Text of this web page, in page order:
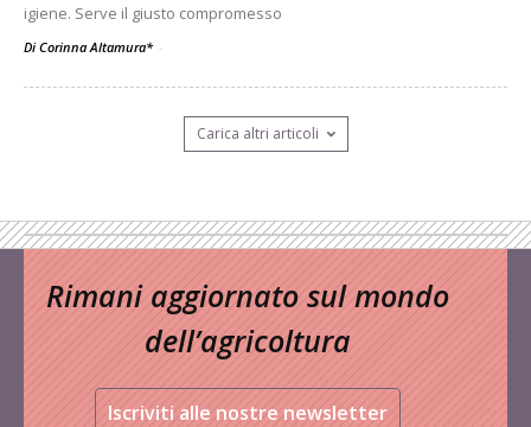
igiene. Serve il giusto compromesso
Di Corinna Altamura* -
Carica altri articoli
Rimani aggiornato sul mondo
dell’agricoltura
Iscriviti alle nostre newsletter